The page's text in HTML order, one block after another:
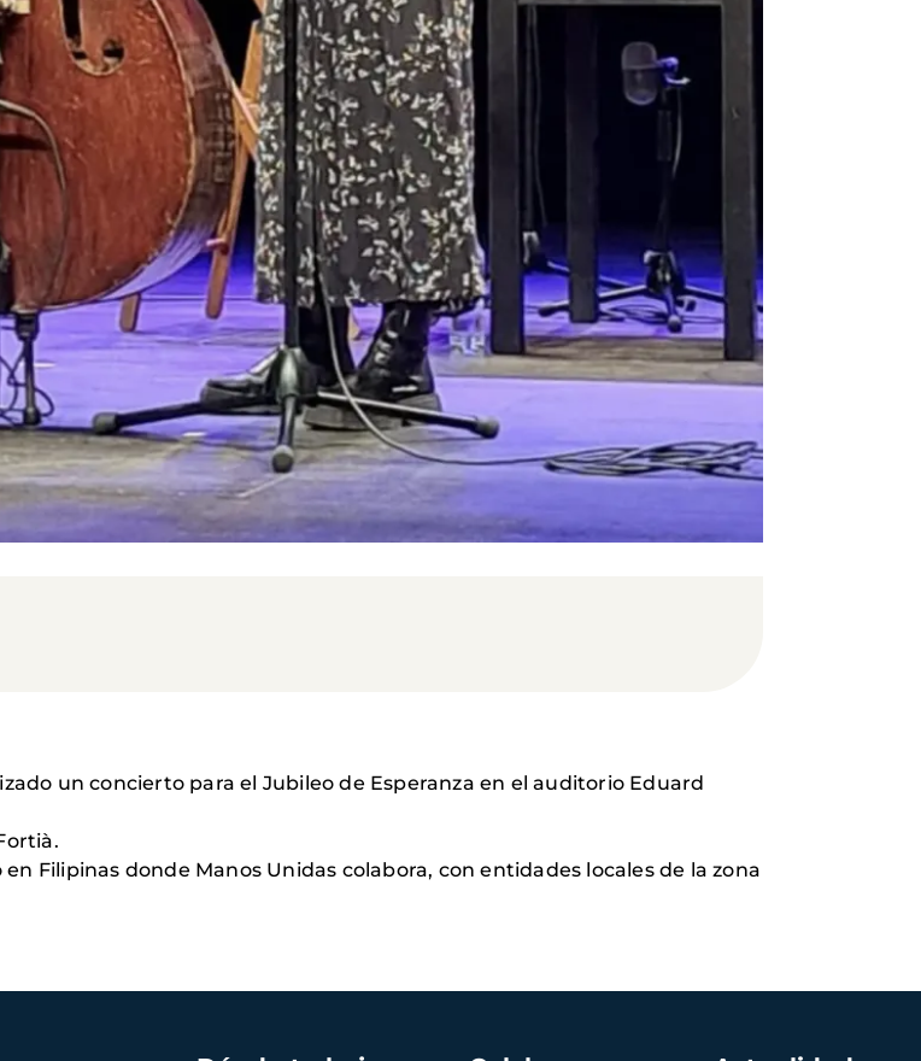
un concierto para el Jubileo de Esperanza en el auditorio Eduard
Filipinas donde Manos Unidas colabora, con entidades locales de la zona